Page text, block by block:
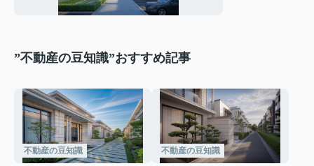
”不動産の豆知識”おすすめ記事
不動産の豆知識 不動産の豆知識